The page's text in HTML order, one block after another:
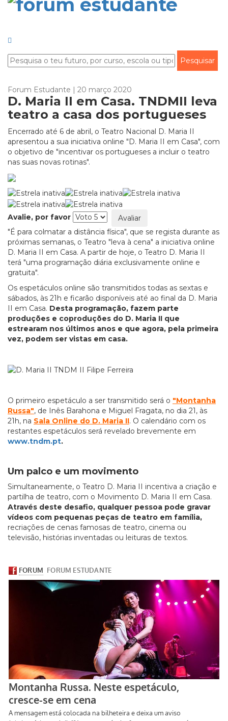
Forum Estudante | 20 março 2020
D. Maria II em Casa. TNDMII leva
teatro a casa dos portugueses
Encerrado até 6 de abril, o Teatro Nacional D. Maria II
apresentou a sua iniciativa online "D. Maria II em Casa", com
o objetivo de "incentivar os portugueses a incluir o teatro
nas suas novas rotinas".
Avalie, por favor
"É para colmatar a distância física", que se regista durante as
próximas semanas, o Teatro "leva à cena" a iniciativa online
D. Maria II em Casa. A partir de hoje, o Teatro D. Maria II
terá "uma programação diária exclusivamente online e
gratuita".
Os espetáculos online são transmitidos todas as sextas e
sábados, às 21h e ficarão disponíveis até ao final da D. Maria
II em Casa. Desta programação, fazem parte
produções e coproduções do D. Maria II que
estrearam nos últimos anos e que agora, pela primeira
vez, podem ser vistas em casa.
O primeiro espetáculo a ser transmitido será o "Montanha
Russa", de Inês Barahona e Miguel Fragata, no dia 21, às
21h, na Sala Online do D. Maria II. O calendário com os
restantes espetáculos será revelado brevemente em
www.tndm.pt.
Um palco e um movimento
Simultaneamente, o Teatro D. Maria II incentiva a criação e
partilha de teatro, com o Movimento D. Maria II em Casa.
Através deste desafio, qualquer pessoa pode gravar
vídeos com pequenas peças de teatro em família,
recriações de cenas famosas de teatro, cinema ou
televisão, histórias inventadas ou leituras de textos.